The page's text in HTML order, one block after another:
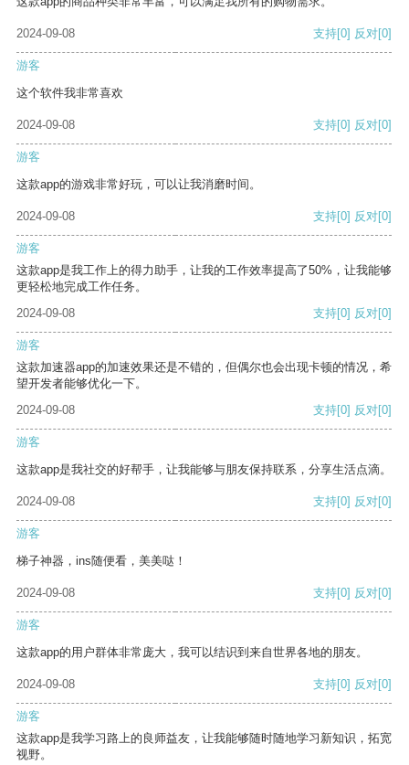
2024-09-08 支持[0] 反对[0]
游客
这个软件我非常喜欢
2024-09-08 支持[0] 反对[0]
游客
这款app的游戏非常好玩，可以让我消磨时间。
2024-09-08 支持[0] 反对[0]
游客
这款app是我工作上的得力助手，让我的工作效率提高了50%，让我能够
更轻松地完成工作任务。
2024-09-08
支持[0] 反对[0]
游客
这款加速器app的加速效果还是不错的，但偶尔也会出现卡顿的情况，希
望开发者能够优化一下。
2024-09-08
支持[0] 反对[0]
游客
这款app是我社交的好帮手，让我能够与朋友保持联系，分享生活点滴。
2024-09-08 支持[0] 反对[0]
游客
梯子神器，ins随便看，美美哒！
2024-09-08 支持[0] 反对[0]
游客
这款app的用户群体非常庞大，我可以结识到来自世界各地的朋友。
2024-09-08 支持[0] 反对[0]
游客
这款app是我学习路上的良师益友，让我能够随时随地学习新知识，拓宽
视野。